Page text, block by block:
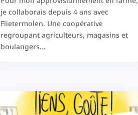
je collaborais depuis 4 ans avec
Flietermolen. Une coopérative
regroupant agriculteurs, magasins et
boulangers...